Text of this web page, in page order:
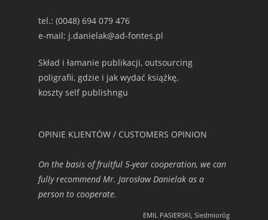
tel.: (0048) 694 079 476
e-mail: j.danielak@ad-fontes.pl
Skład i łamanie publikacji, outsourcing
poligrafii, gdzie i jak wydać książkę,
koszty self publishngu
OPINIE KLIENTÓW / CUSTOMERS OPINION
On the basis of fruitful 5-year cooperation, we can
fully recommend Mr. Jarosław Danielak as a
person to cooperate.
EMIL PASIERSKI, Siedmioróg